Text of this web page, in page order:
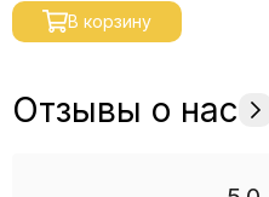
В корзину
Отзывы о нас